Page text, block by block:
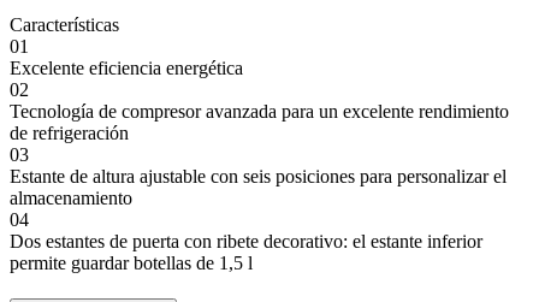
Características
01
Excelente eficiencia energética
02
Tecnología de compresor avanzada para un excelente rendimiento
de refrigeración
03
Estante de altura ajustable con seis posiciones para personalizar el
almacenamiento
04
Dos estantes de puerta con ribete decorativo: el estante inferior
permite guardar botellas de 1,5 l